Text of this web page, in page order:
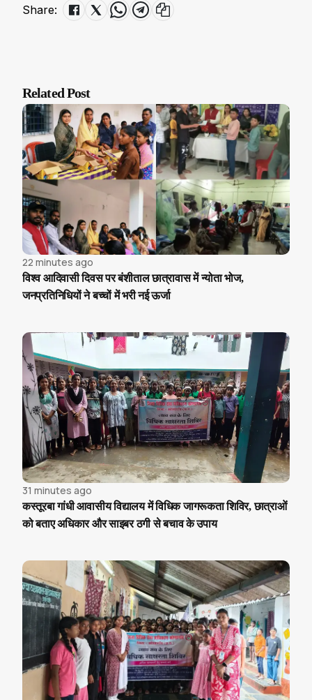
Share:
Related Post
22 minutes ago
विश्व आदिवासी दिवस पर बंशीताल छात्रावास में न्योता भोज,
जनप्रतिनिधियों ने बच्चों में भरी नई ऊर्जा
31 minutes ago
कस्तूरबा गांधी आवासीय विद्यालय में विधिक जागरूकता शिविर, छात्राओं
को बताए अधिकार और साइबर ठगी से बचाव के उपाय